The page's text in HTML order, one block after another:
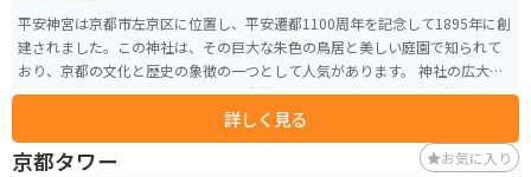
平安神宮は京都市左京区に位置し、平安遷都1100周年を記念して1895年に創
建されました。この神社は、その巨大な朱色の鳥居と美しい庭園で知られて
おり、京都の文化と歴史の象徴の一つとして人気があります。 神社の広大な
庭園「神苑」は、季節ごとに異なる自然の美しさを堪能でき、春の桜や秋の
紅葉の時期には格別の景色が楽しめます。また、時代祭などの年間を通じて
行われるさまざまな祭事も見どころの一つです。文化と自然の美を求めるラ
イダーにとって、訪れる価値のあるスポットです。
詳しく見る
京都タワー お気に入り